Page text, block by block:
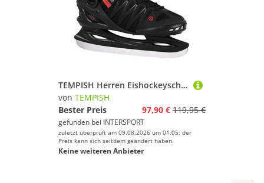
TEMPISH Herren Eishockeyschuhe Eishockeyschlittschuh CROX.X - Herren
von TEMPISH
Bester Preis
97,90 € 119,95 €
gefunden bei INTERSPORT
zuletzt überprüft am 09.08.2026 um 01:05; der
Preis kann sich seitdem geändert haben.
Keine weiteren Anbieter